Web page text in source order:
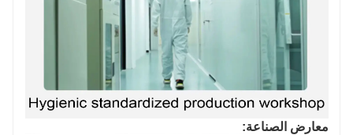
معارض الصناعة: